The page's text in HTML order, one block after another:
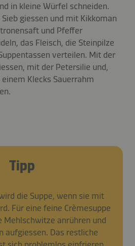
in kleine Würfel schneiden.
giessen und mit Kikkoman
und Pfeffer
das Fleisch, die Steinpilze
verteilen. Mit der
mit der Petersilie und,
Klecks Sauerrahm
Tipp
die Suppe, wenn sie mit
Für eine feine Crèmesuppe
Mehlschwitze anrühren und
aufgiessen. Das restliche